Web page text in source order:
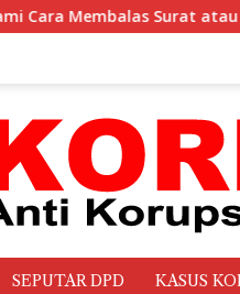
BAKORNAS
SEPUTAR DPD KASUS